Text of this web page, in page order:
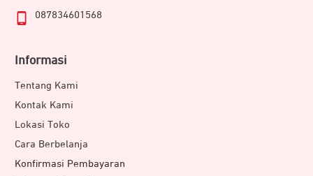
087834601568
Informasi
Tentang Kami
Kontak Kami
Lokasi Toko
Cara Berbelanja
Konfirmasi Pembayaran